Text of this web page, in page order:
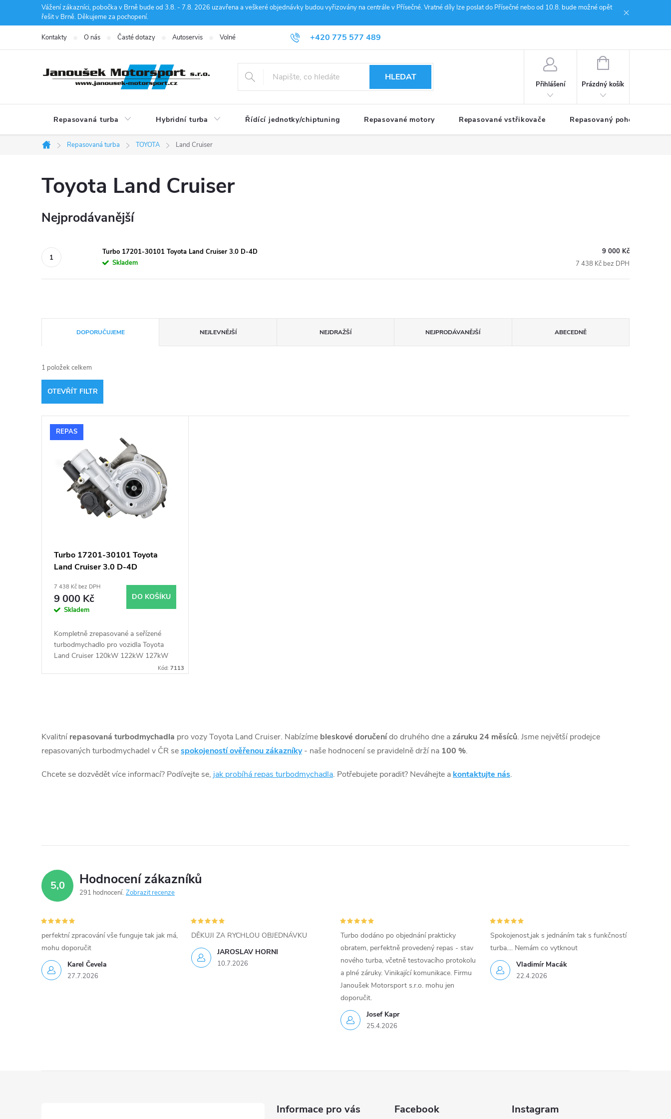
Vážení zákazníci, pobočka v Brně bude od 3.8. - 7.8. 2026 uzavřena a veškeré objednávky budou vyřizovány na centrále v Přísečné. Vratné díly lze poslat do Přísečné nebo od 10.8. bude možné opět
řešit v Brně. Děkujeme za pochopení.
+420 775 577 489
info@janousek-motorsport.cz
Kontakty O nás Časté dotazy Autoservis Volné pozice Obchodní podmínky Reklamace
HLEDAT
Přihlášení
NÁKUPNÍ
Prázdný košík
Repasovaná turba Hybridní turba Řídící jednotky/chiptuning Repasované motory Repasované vstřikovače Repasovaný pohon TDM
Domů
Repasovaná turba TOYOTA Land Cruiser
Toyota Land Cruiser
Nejprodávanější
Turbo 17201-30101 Toyota Land Cruiser 3.0 D-4D
Skladem
9 000 Kč
7 438 Kč bez DPH
a
z
e
n
DOPORUČUJEME NEJLEVNĚJŠÍ NEJDRAŽŠÍ NEJPRODÁVANĚJŠÍ ABECEDNĚ
1 položek celkem
OTEVŘÍT FILTR
V
k
ů
REPAS
Turbo 17201-30101 Toyota
Land Cruiser 3.0 D-4D
7 438 Kč bez DPH
9 000 Kč
Skladem
DO KOŠÍKU
Kompletně zrepasované a seřízené
turbodmychadlo pro vozidla Toyota
Land Cruiser 120kW 122kW 127kW
Kód:7113
v
l
á
í
p
r
k
y
v
u
Kvalitní repasovaná turbodmychadla pro vozy Toyota Land Cruiser. Nabízíme bleskové doručenído druhého dne azáruku 24 měsíců. Jsme největší prodejce
repasovaných turbodmychadel v ČR sespokojeností ověřenou zákazníky - naše hodnocení se pravidelně drží na 100 %.
Chcete se dozvědět více informací? Podívejte se, jak probíhá repas turbodmychadla. Potřebujete poradit? Neváhejte a kontaktujte nás.
5,0 Hodnocení zákazníků
291 hodnocení Zobrazit recenze
Karel Čevela
27.7.2026
perfektní zpracování vše funguje tak jak má,
mohu doporučit
JAROSLAV HORNI
10.7.2026
DĚKUJI ZA RYCHLOU OBJEDNÁVKU
Josef Kapr
25.4.2026
Turbo dodáno po objednání prakticky
obratem, perfektně provedený repas - stav
nového turba, včetně testovacího protokolu
a plné záruky. Vinikající komunikace. Firmu
Janoušek Motorsport s.r.o. mohu jen
doporučit.
Vladimír Macák
22.4.2026
Spokojenost,jak s jednáním tak s funkčností
turba.... Nemám co vytknout
Informace pro vás Facebook Instagram